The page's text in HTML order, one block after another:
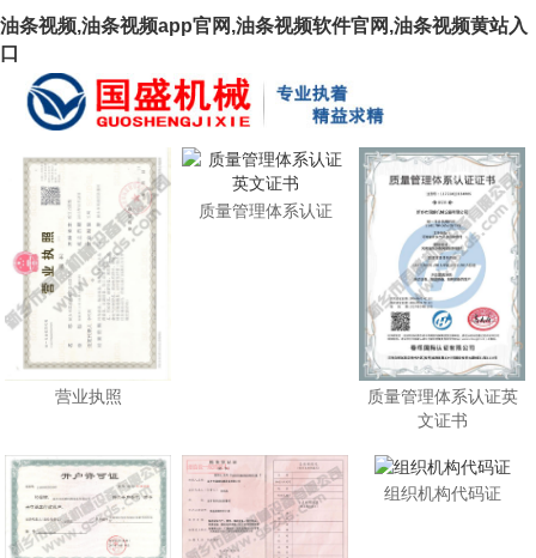
油条视频,油条视频app官网,油条视频软件官网,油条视频黄站入
口
营业执照
质量管理体系认证
质量管理体系认证英
文证书
组织机构代码证